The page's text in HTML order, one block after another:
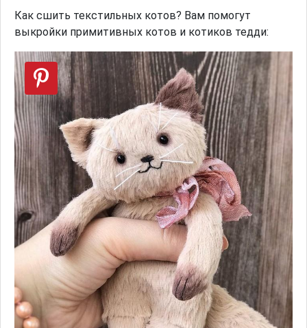
Как сшить текстильных котов? Вам помогут
выкройки примитивных котов и котиков тедди: